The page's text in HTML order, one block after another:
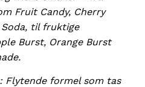
Fruit Candy, Cherry
til fruktige
Burst, Orange Burst
Flytende formel som tas